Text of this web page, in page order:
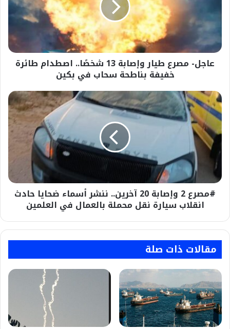
شخصًا..
اصطدام
طائرة
خفيفة
بناطحة
بكين
عاجل- مصرع طيار وإصابة 13 شخصًا.. اصطدام طائرة
خفيفة بناطحة سحاب في بكين
#مصرع
2
وإصابة
20
آخرين..
ننشر
أسماء
ضحايا
حادث
انقلاب
محملة
في
العلمين
#مصرع 2 وإصابة 20 آخرين.. ننشر أسماء ضحايا حادث
انقلاب سيارة نقل محملة بالعمال في العلمين
مقالات ذات صلة